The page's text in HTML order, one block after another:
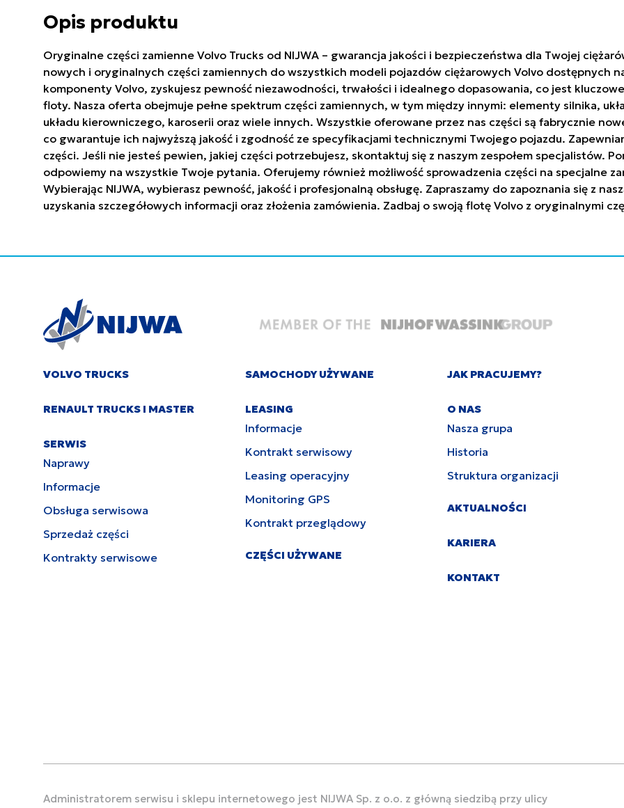
Opis produktu
Oryginalne części zamienne Volvo Trucks od NIJWA – gwarancja jakości i bezpieczeństwa dla Twojej
nowych i oryginalnych części zamiennych do wszystkich modeli pojazdów ciężarowych Volvo dostępnych
komponenty Volvo, zyskujesz pewność niezawodności, trwałości i idealnego dopasowania, co jest
floty. Nasza oferta obejmuje pełne spektrum części zamiennych, w tym między innymi: elementy silnika,
układu kierowniczego, karoserii oraz wiele innych. Wszystkie oferowane przez nas części są fabrycznie
co gwarantuje ich najwyższą jakość i zgodność ze specyfikacjami technicznymi Twojego pojazdu.
części. Jeśli nie jesteś pewien, jakiej części potrzebujesz, skontaktuj się z naszym zespołem specjalistów.
odpowiemy na wszystkie Twoje pytania. Oferujemy również możliwość sprowadzenia części na specjalne
Wybierając NIJWA, wybierasz pewność, jakość i profesjonalną obsługę. Zapraszamy do zapoznania się z
uzyskania szczegółowych informacji oraz złożenia zamówienia. Zadbaj o swoją flotę Volvo z oryginalnymi
VOLVO TRUCKS
RENAULT TRUCKS I MASTER
SERWIS
Naprawy
Informacje
Obsługa serwisowa
Sprzedaż części
Kontrakty serwisowe
SAMOCHODY UŻYWANE
LEASING
Informacje
Kontrakt serwisowy
Leasing operacyjny
Monitoring GPS
Kontrakt przeglądowy
CZĘŚCI UŻYWANE
JAK PRACUJEMY?
O NAS
Nasza grupa
Historia
Struktura organizacji
AKTUALNOŚCI
KARIERA
KONTAKT
Administratorem serwisu i sklepu internetowego jest NIJWA Sp. z o.o. z główną siedzibą przy ulicy